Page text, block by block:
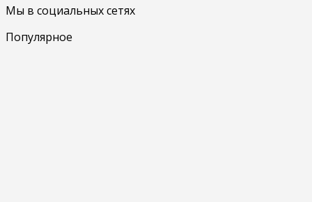
Мы в социальных сетях
Популярное